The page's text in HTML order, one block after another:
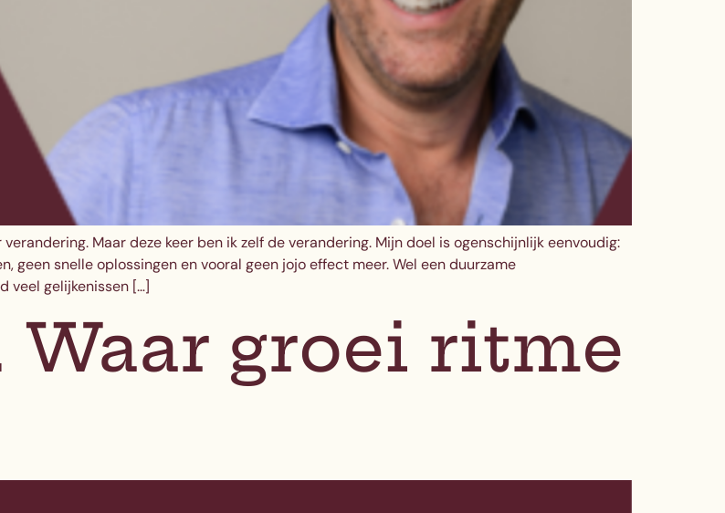
Maar deze keer ben ik zelf de verandering. Mijn doel is ogenschijnlijk eenvoudig:
geen snelle oplossingen en vooral geen jojo effect meer. Wel een duurzame
veel gelijkenissen […]
Waar groei ritme